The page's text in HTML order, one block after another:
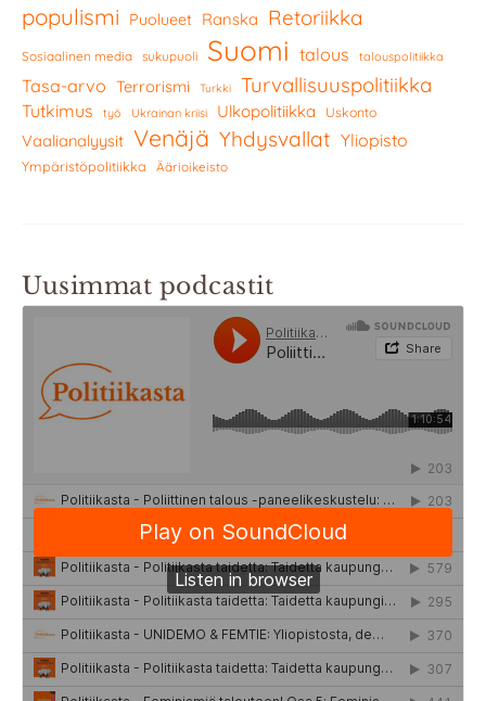
populismi Puolueet Ranska Retoriikka
Sosiaalinen media sukupuoli Suomi talous talouspolitiikka
Tasa-arvo Terrorismi Turkki Turvallisuuspolitiikka
Tutkimus työ Ukrainan kriisi Ulkopolitiikka Uskonto
Vaalianalyysit Venäjä Yhdysvallat Yliopisto
Ympäristöpolitiikka Äärioikeisto
Uusimmat podcastit